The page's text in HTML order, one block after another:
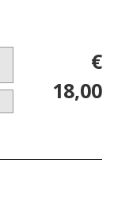
€
18,00